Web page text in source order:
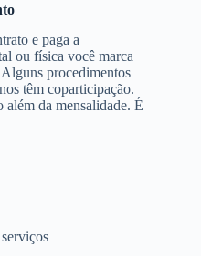
e paga a
ou física você marca
procedimentos
têm coparticipação.
da mensalidade. É